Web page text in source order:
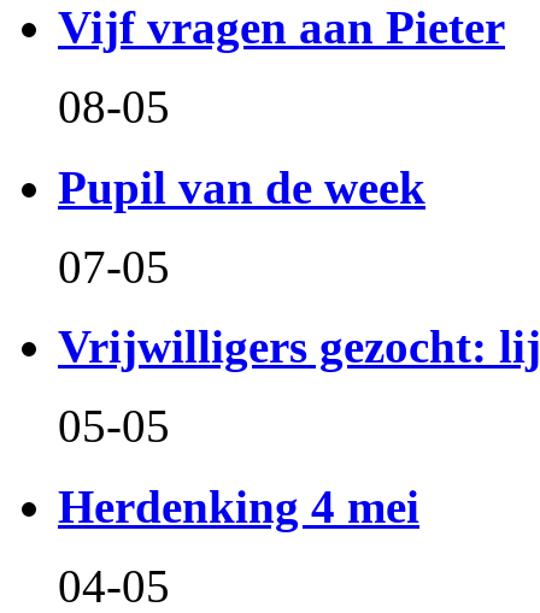
Vijf vragen aan Pieter
08-05
Pupil van de week
07-05
Vrijwilligers gezocht:
05-05
Herdenking 4 mei
04-05